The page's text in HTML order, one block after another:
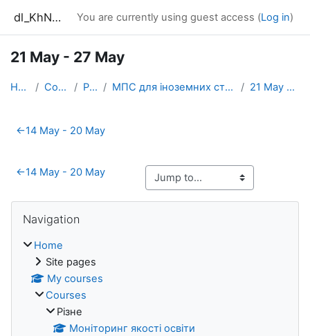
dl_KhNADU You are currently using guest access (Log in)
21 May - 27 May
Home Courses Різне МПС для іноземних студентів 3 курсу 21 May - 27 May
Section outline
←14 May - 20 May
←14 May - 20 May
Navigation
Home
Site pages
My courses
Courses
Різне
Моніторинг якості освіти